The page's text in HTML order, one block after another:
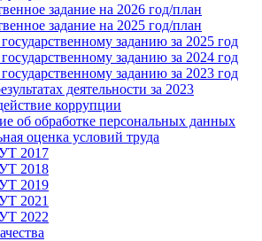
задание на 2026 год/план
задание на 2025 год/план
заданию за 2025 год
заданию за 2024 год
заданию за 2023 год
деятельности за 2023
коррупции
об обработке персональных данных
оценка условий труда
2017
2018
2019
2021
2022